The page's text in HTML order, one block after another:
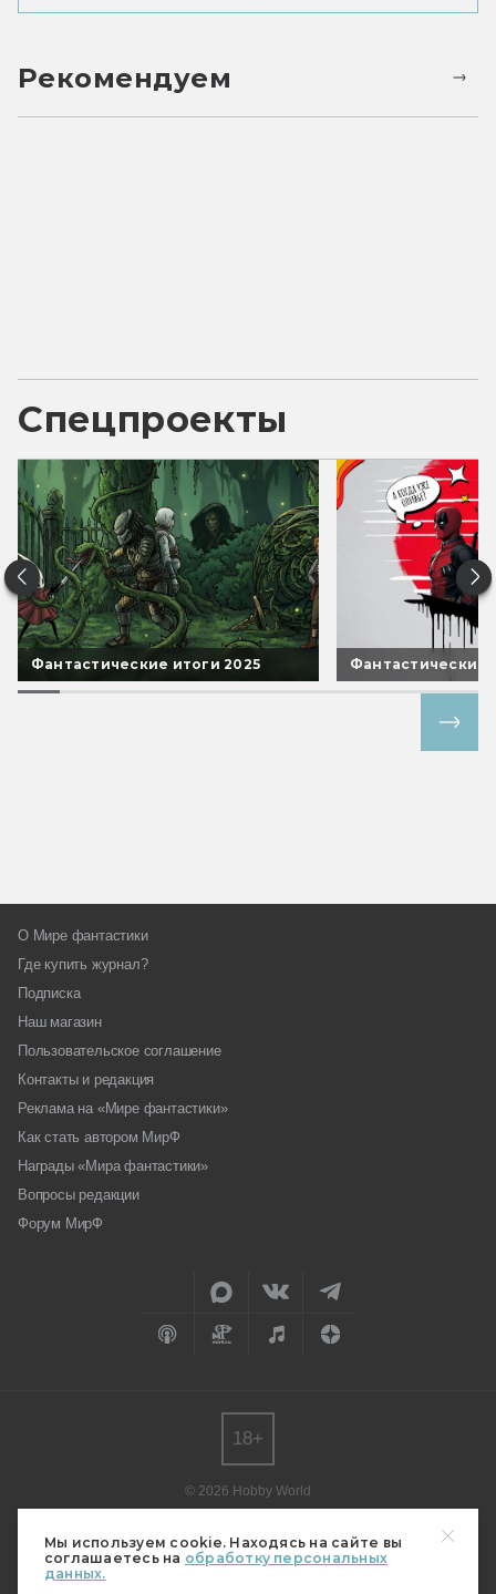
Мы используем cookie. Находясь на сайте вы
соглашаетесь на обработку персональных
данных.
Рекомендуем
Спецпроекты
Фантастические итоги 2025 Фантастические
О Мире фантастики
Где купить журнал?
Подписка
Наш магазин
Пользовательское соглашение
Контакты и редакция
Реклама на «Мире фантастики»
Как стать автором МирФ
Награды «Мира фантастики»
Вопросы редакции
Форум МирФ
© 2026 Hobby World
редакции.
Мнение авторов может не совпадать с мнением редакции.
Свидетельство о регистрации СМИ серия Эл № ФС77-82485
18+